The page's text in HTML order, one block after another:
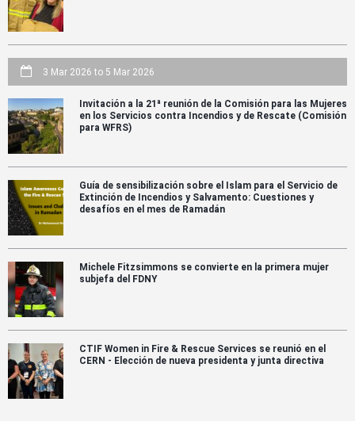
3 Mar 2026 to 5 Mar 2026
Invitación a la 21ª reunión de la Comisión para las Mujeres
en los Servicios contra Incendios y de Rescate (Comisión
para WFRS)
Guía de sensibilización sobre el Islam para el Servicio de
Extinción de Incendios y Salvamento: Cuestiones y
desafíos en el mes de Ramadán
Michele Fitzsimmons se convierte en la primera mujer
subjefa del FDNY
CTIF Women in Fire & Rescue Services se reunió en el
CERN - Elección de nueva presidenta y junta directiva